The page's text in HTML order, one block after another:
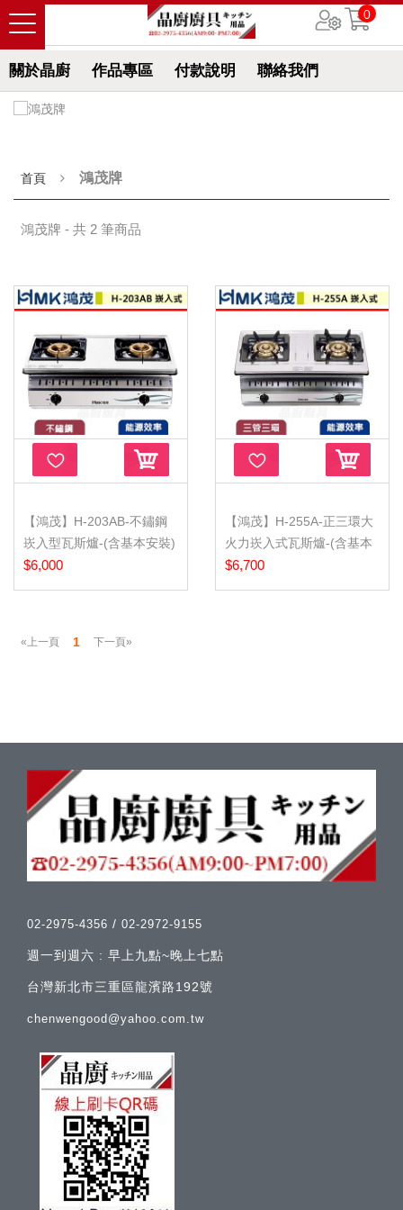
關於晶廚 作品專區 付款說明 聯絡我們
0
首頁 鴻茂牌
鴻茂牌 - 共 2 筆商品
【鴻茂】H-203AB-不鏽鋼
崁入型瓦斯爐-(含基本安裝)
$6,000
【鴻茂】H-255A-正三環大
火力崁入式瓦斯爐-(含基本
安裝...
$6,700
«上一頁 1 下一頁»
02-2975-4356 / 02-2972-9155
週一到週六 : 早上九點~晚上七點
台灣新北市三重區龍濱路192號
chenwengood@yahoo.com.tw